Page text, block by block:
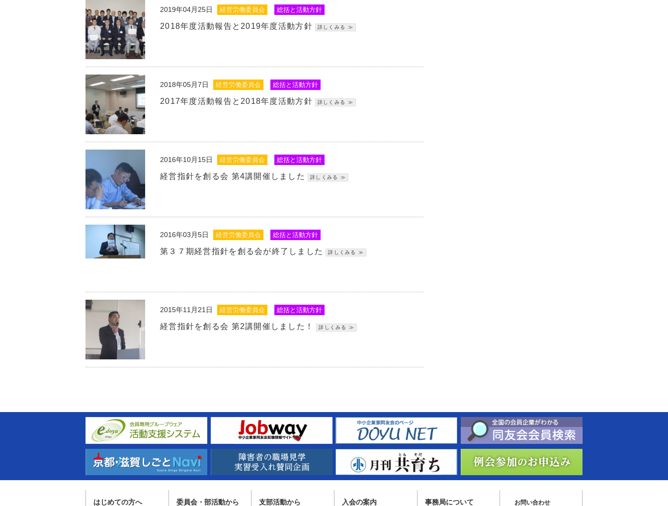
2019年04月25日 経営労働委員会 総括と活動方針
2018年度活動報告と2019年度活動方針
2018年05月7日 経営労働委員会 総括と活動方針
2017年度活動報告と2018年度活動方針
2016年10月15日 経営労働委員会 総括と活動方針
経営指針を創る会 第4講開催しました
2016年03月5日 経営労働委員会 総括と活動方針
第３７期経営指針を創る会が終了しました
2015年11月21日 経営労働委員会 総括と活動方針
経営指針を創る会 第2講開催しました！
はじめての方へ 委員会・部活動から ⽀部活動から 入会の案内 事務局について お問い合わせ